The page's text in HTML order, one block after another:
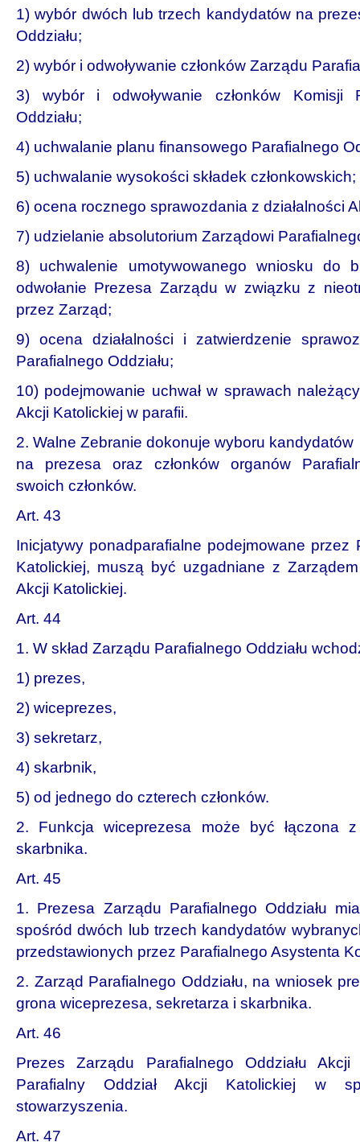
1) wybór dwóch lub trzech kandydatów na
Oddziału;
2) wybór i odwoływanie członków Zarządu
3) wybór i odwoływanie członków Komisji
Oddziału;
4) uchwalanie planu finansowego Parafialnego
5) uchwalanie wysokości składek członkowskich;
6) ocena rocznego sprawozdania z działalności
7) udzielanie absolutorium Zarządowi
8) uchwalenie umotywowanego wniosku do
odwołanie Prezesa Zarządu w związku z
przez Zarząd;
9) ocena działalności i zatwierdzenie
Parafialnego Oddziału;
10) podejmowanie uchwał w sprawach
Akcji Katolickiej w parafii.
2. Walne Zebranie dokonuje wyboru kandydatów
na prezesa oraz członków organów
swoich członków.
Art. 43
Inicjatywy ponadparafialne podejmowane przez
Katolickiej, muszą być uzgadniane z
Akcji Katolickiej.
Art. 44
1. W skład Zarządu Parafialnego Oddziału
1) prezes,
2) wiceprezes,
3) sekretarz,
4) skarbnik,
5) od jednego do czterech członków.
2. Funkcja wiceprezesa może być łączona
skarbnika.
Art. 45
1. Prezesa Zarządu Parafialnego Oddziału
spośród dwóch lub trzech kandydatów
przedstawionych przez Parafialnego Asystenta
2. Zarząd Parafialnego Oddziału, na wniosek
grona wiceprezesa, sekretarza i skarbnika.
Art. 46
Prezes Zarządu Parafialnego Oddziału Akcji
Parafialny Oddział Akcji Katolickiej w
stowarzyszenia.
Art. 47